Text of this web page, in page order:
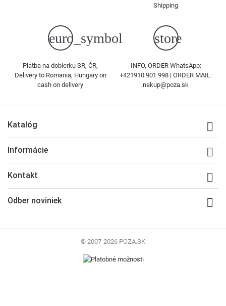
Shipping
euro_symbol
Platba na dobierku SR, ČR,
Delivery to Romania, Hungary on
cash on delivery
store
INFO, ORDER WhatsApp:
+421910 901 998 | ORDER MAIL:
nakup@poza.sk
Katalóg 
Informácie 
Kontakt 
Odber noviniek 
© 2007-2026 POZA.SK